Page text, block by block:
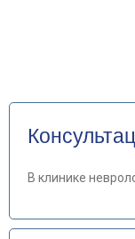
В клинике